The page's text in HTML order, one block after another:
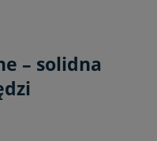
– solidna